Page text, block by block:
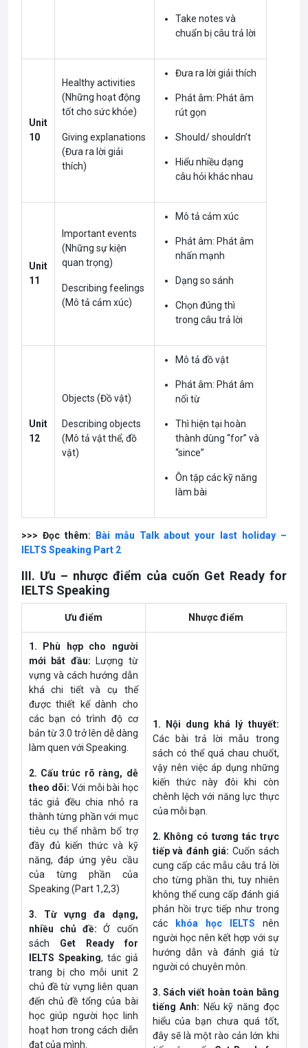
Take notes và
chuẩn bị câu trả lời
Unit
10
Healthy activities
(Những hoạt động
tốt cho sức khỏe)
Giving explanations
(Đưa ra lời giải
thích)
Đưa ra lời giải thích
Phát âm: Phát âm
rút gọn
Should/ shouldn’t
Hiểu nhiều dạng
câu hỏi khác nhau
Unit
11
Important events
(Những sự kiện
quan trọng)
Describing feelings
(Mô tả cảm xúc)
Mô tả cảm xúc
Phát âm: Phát âm
nhấn mạnh
Dạng so sánh
Chọn đúng thì
trong câu trả lời
Unit
12
Objects (Đồ vật)
Describing objects
(Mô tả vật thể, đồ
vật)
Mô tả đồ vật
Phát âm: Phát âm
nối từ
Thì hiện tại hoàn
thành dùng “for” và
“since”
Ôn tập các kỹ năng
làm bài
>>> Đọc thêm:
Bài mẫu Talk about your last holiday –
IELTS Speaking Part 2
III. Ưu – nhược điểm của cuốn Get Ready for
IELTS Speaking
Ưu điểm Nhược điểm
1. Phù hợp cho người
mới bắt đầu:
Lượng từ
vựng và cách hướng dẫn
khá chi tiết và cụ thể
được thiết kế dành cho
các bạn có trình độ cơ
bản từ 3.0 trở lên dễ dàng
làm quen với Speaking.
2. Cấu trúc rõ ràng, dễ
theo dõi: Với mỗi bài học
tác giả đều chia nhỏ ra
thành từng phần với mục
tiêu cụ thể nhằm bổ trợ
đầy đủ kiến thức và kỹ
năng, đáp ứng yêu cầu
của từng phần của
Speaking (Part 1,2,3)
3. Từ vựng đa dạng,
nhiều chủ đề: Ở cuốn
sách Get Ready for
IELTS Speaking, tác giả
trang bị cho mỗi unit 2
chủ đề từ vựng liên quan
đến chủ đề tổng của bài
học giúp người học linh
hoạt hơn trong cách diễn
đạt của mình.
1. Nội dung khá lý thuyết:
Các bài trả lời mẫu trong
sách có thể quá chau chuốt,
vậy nên việc áp dụng những
kiến thức này đôi khi còn
chênh lệch với năng lực thực
của mỗi bạn.
2. Không có tương tác trực
tiếp và đánh giá: Cuốn sách
cung cấp các mẫu câu trả lời
cho từng phần thi, tuy nhiên
không thể cung cấp đánh giá
phản hồi trực tiếp như trong
các
khóa học IELTS nên
người học nên kết hợp với sự
hướng dẫn và đánh giá từ
người có chuyên môn.
3. Sách viết hoàn toàn bằng
tiếng Anh: Nếu kỹ năng đọc
hiểu của bạn chưa quá tốt,
đây sẽ là một rào cản lớn khi